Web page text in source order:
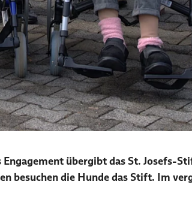
übergibt das St. Josefs-
besuchen die Hunde das Stift. Im